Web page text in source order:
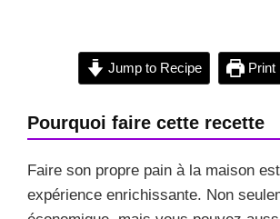
Jump to Recipe Print
Pourquoi faire cette recette
Faire son propre pain à la maison
expérience enrichissante. Non